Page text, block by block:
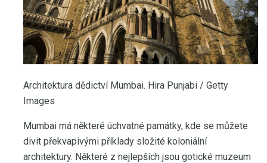
Architektura dědictví Mumbai. Hira Punjabi / Getty
Images
Mumbai má některé úchvatné památky, kde se můžete
divit překvapivými příklady složité koloniální
architektury. Některé z nejlepších jsou gotické muzeum